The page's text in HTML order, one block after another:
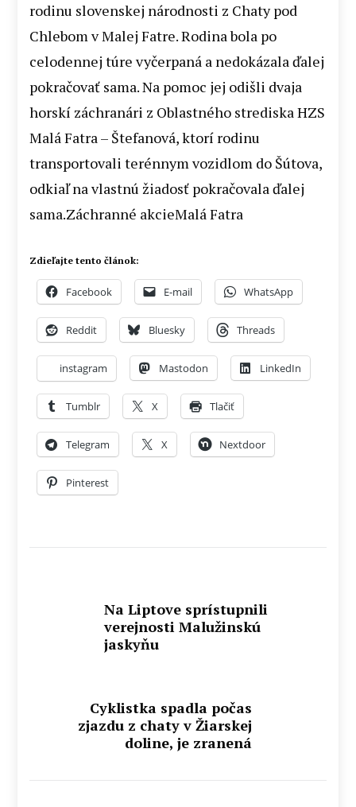
rodinu slovenskej národnosti z Chaty pod
Chlebom v Malej Fatre. Rodina bola po
celodennej túre vyčerpaná a nedokázala ďalej
pokračovať sama. Na pomoc jej odišli dvaja
horskí záchranári z Oblastného strediska HZS
Malá Fatra – Štefanová, ktorí rodinu
transportovali terénnym vozidlom do Šútova,
odkiaľ na vlastnú žiadosť pokračovala ďalej
sama.Záchranné akcieMalá Fatra
Zdieľajte tento článok:
Facebook E-mail WhatsApp
Reddit Bluesky Threads
instagram Mastodon LinkedIn
Tumblr X Tlačiť
Telegram X Nextdoor
Pinterest
Na Liptove sprístupnili
verejnosti Malužinskú
jaskyňu
Cyklistka spadla počas
zjazdu z chaty v Žiarskej
doline, je zranená